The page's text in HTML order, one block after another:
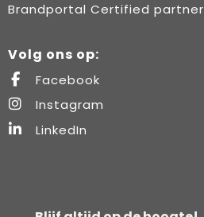
Brandportal Certified partner
Volg ons op:
Facebook
Instagram
LinkedIn